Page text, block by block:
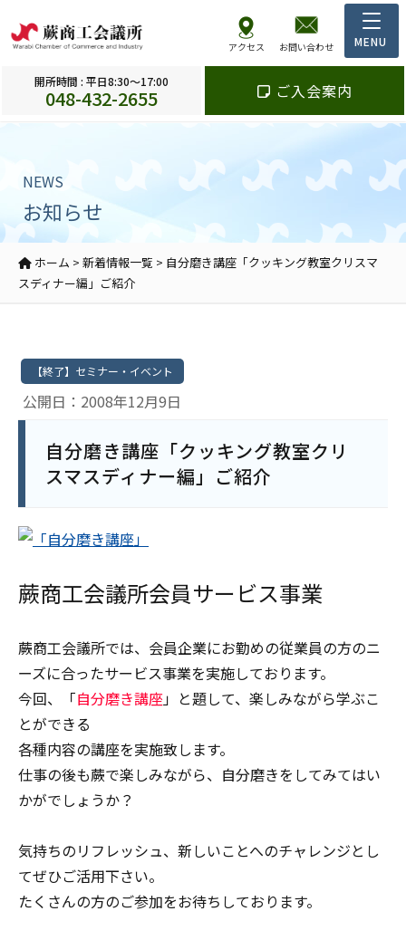
アクセス お問い合わせ
開所時間 : 平日8:30～17:00
048-432-2655 ご入会案内
NEWS
お知らせ
ホーム > 新着情報一覧 > 自分磨き講座「クッキング教室クリスマ
スディナー編」ご紹介
公開日：2008年12月9日
【終了】セミナー・イベント
自分磨き講座「クッキング教室クリ
スマスディナー編」ご紹介
蕨商工会議所会員サービス事業
蕨商工会議所では、会員企業にお勤めの従業員の方のニ
ーズに合ったサービス事業を実施しております。
今回、「自分磨き講座」と題して、楽しみながら学ぶこ
とができる
各種内容の講座を実施致します。
仕事の後も蕨で楽しみながら、自分磨きをしてみてはい
かがでしょうか？
気持ちのリフレッシュ、新しいことへのチャレンジとし
てぜひご活用下さい。
たくさんの方のご参加をお待ちしております。